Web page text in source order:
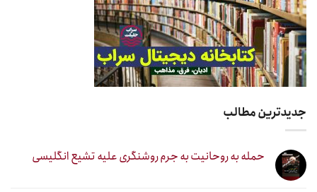
جدیدترین مطالب
حمله به روحانیت به جرم روشنگری علیه تشیع انگلیسی